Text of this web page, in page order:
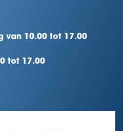
van 10.00 tot 17.00
tot 17.00